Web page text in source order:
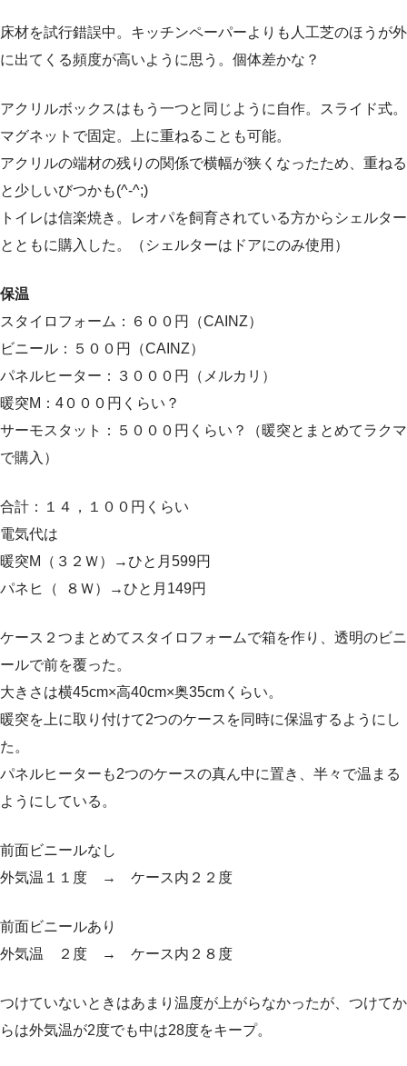
床材を試行錯誤中。キッチンペーパーよりも人工芝のほうが外
に出てくる頻度が高いように思う。個体差かな？
アクリルボックスはもう一つと同じように自作。スライド式。
マグネットで固定。上に重ねることも可能。
アクリルの端材の残りの関係で横幅が狭くなったため、重ねる
と少しいびつかも(^-^;)
トイレは信楽焼き。レオパを飼育されている方からシェルター
とともに購入した。（シェルターはドアにのみ使用）
保温
スタイロフォーム：６００円（CAINZ）
ビニール：５００円（CAINZ）
パネルヒーター：３０００円（メルカリ）
暖突M：4０００円くらい？
サーモスタット：５０００円くらい？（暖突とまとめてラクマ
で購入）
合計：１４，１００円くらい
電気代は
暖突M（３２Ｗ）→ひと月599円
パネヒ（ ８Ｗ）→ひと月149円
ケース２つまとめてスタイロフォームで箱を作り、透明のビニ
ールで前を覆った。
大きさは横45cm×高40cm×奥35cmくらい。
暖突を上に取り付けて2つのケースを同時に保温するようにし
た。
パネルヒーターも2つのケースの真ん中に置き、半々で温まる
ようにしている。
前面ビニールなし
外気温１１度 → ケース内２２度
前面ビニールあり
外気温 ２度 → ケース内２８度
つけていないときはあまり温度が上がらなかったが、つけてか
らは外気温が2度でも中は28度をキープ。